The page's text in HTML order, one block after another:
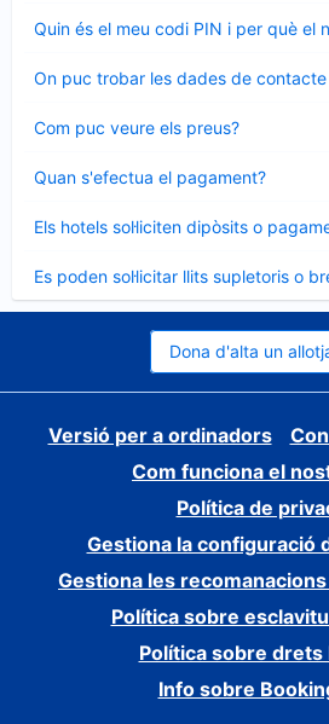
Quin és el meu codi PIN i per què el
tancat
On puc trobar les dades de
tancat
Com puc veure els preus?
tancat
Quan s'efectua el pagament?
tancat
Els hotels sol·liciten dipòsits o
tancat
Es poden sol·licitar llits supletoris o
tancat
Dona d'alta un
Versió per a ordinadors
Com funciona el
Política de
Gestiona la configuració
Gestiona les
Política sobre
Política sobre drets
Info sobre